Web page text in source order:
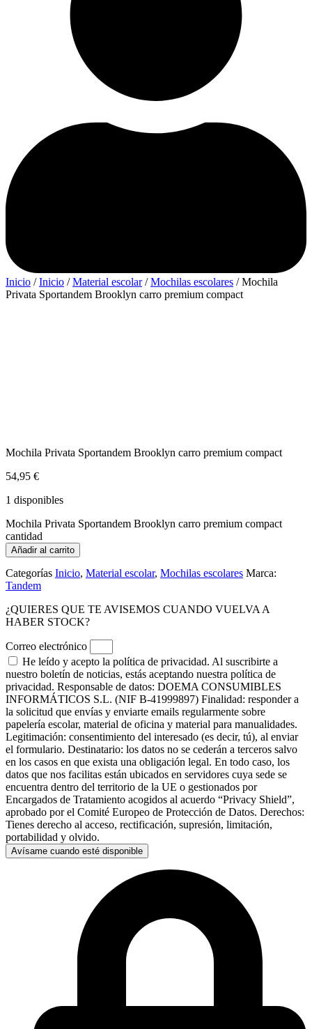
Inicio /Inicio /Material escolar/Mochilas escolares / Mochila
Privata Sportandem Brooklyn carro premium compact
Mochila Privata Sportandem Brooklyn carro premium compact
54,95 €
1 disponibles
Mochila Privata Sportandem Brooklyn carro premium compact
cantidad
Añadir al carrito
Categorías Inicio, Material escolar, Mochilas escolares Marca:
Tandem
¿QUIERES QUE TE AVISEMOS CUANDO VUELVA A
HABER STOCK?
Correo electrónico
He leído y acepto la política de privacidad. Al suscribirte a
nuestro boletín de noticias, estás aceptando nuestra política de
privacidad. Responsable de datos: DOEMA CONSUMIBLES
INFORMÁTICOS S.L. (NIF B-41999897) Finalidad: responder a
la solicitud que envías y enviarte emails regularmente sobre
papelería escolar, material de oficina y material para manualidades.
Legitimación: consentimiento del interesado (es decir, tú), al enviar
el formulario. Destinatario: los datos no se cederán a terceros salvo
en los casos en que exista una obligación legal. En todo caso, los
datos que nos facilitas están ubicados en servidores cuya sede se
encuentra dentro del territorio de la UE o gestionados por
Encargados de Tratamiento acogidos al acuerdo “Privacy Shield”,
aprobado por el Comité Europeo de Protección de Datos. Derechos:
Tienes derecho al acceso, rectificación, supresión, limitación,
portabilidad y olvido.
Avísame cuando esté disponible